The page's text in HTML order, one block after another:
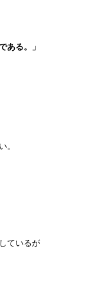
ある。」
。
ているが